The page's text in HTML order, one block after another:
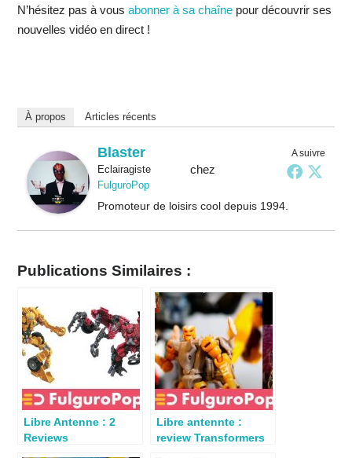
N’hésitez pas à vous abonner à sa chaînepour découvrir ses
nouvelles vidéo en direct !
À propos Articles récents
A suivre
Blaster
Eclairagistechez
FulguroPop
Promoteur de loisirs cool depuis 1994.
Publications Similaires :
Libre Antenne : 2
Reviews
Libre antennte :
review Transformers